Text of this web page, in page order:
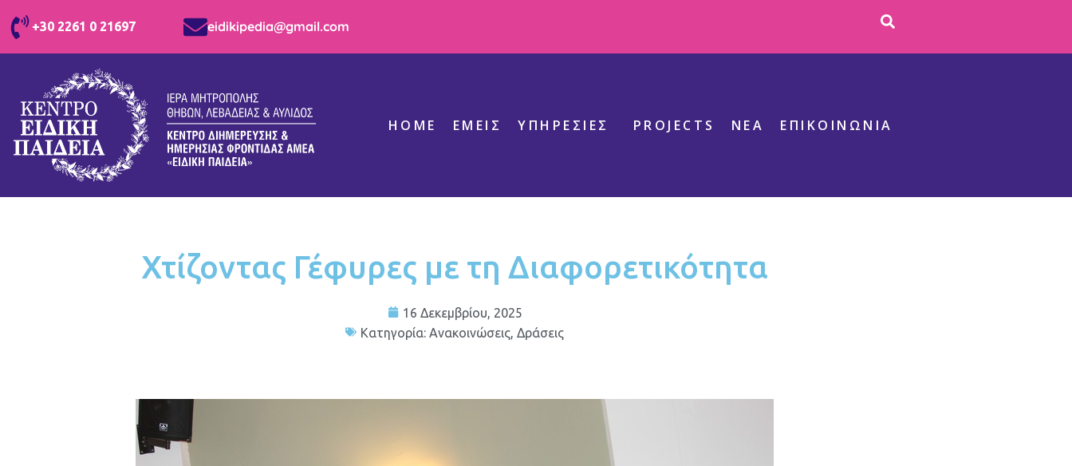
+30 2261 0 21697 eidikipedia@gmail.com
HOME ΕΜΕΊΣ ΥΠΗΡΕΣΊΕΣ PROJECTS ΝΕΑ ΕΠΙΚΟΙΝΩΝΊΑ
Χτίζοντας Γέφυρες με τη Διαφορετικότητα
16 Δεκεμβρίου, 2025
Κατηγορία: Ανακοινώσεις, Δράσεις